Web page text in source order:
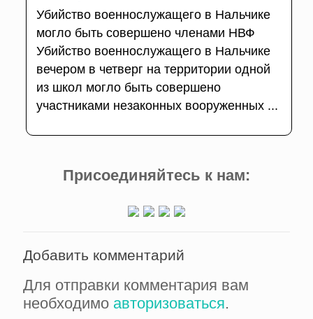
Убийство военнослужащего в Нальчике
могло быть совершено членами НВФ
Убийство военнослужащего в Нальчике
вечером в четверг на территории одной
из школ могло быть совершено
участниками незаконных вооруженных ...
Присоединяйтесь к нам:
Добавить комментарий
Для отправки комментария вам
необходимо авторизоваться.